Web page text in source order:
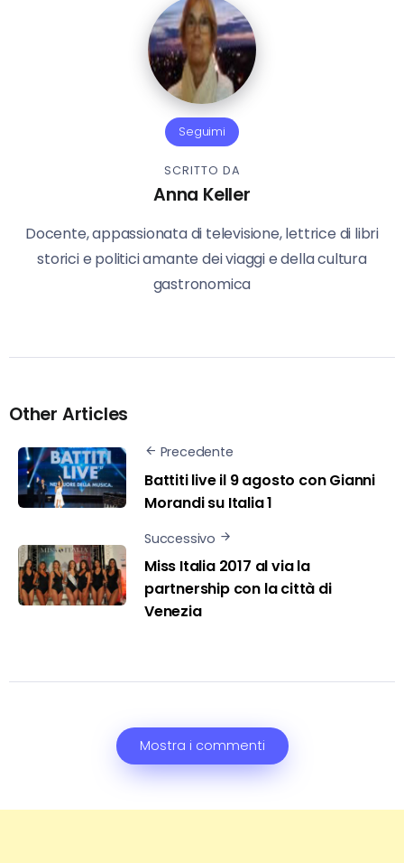
Seguimi
SCRITTO DA
Anna Keller
Docente, appassionata di televisione, lettrice di libri
storici e politici amante dei viaggi e della cultura
gastronomica
Other Articles
Precedente
Battiti live il 9 agosto con Gianni
Morandi su Italia 1
Successivo
Miss Italia 2017 al via la
partnership con la città di
Venezia
Mostra i commenti